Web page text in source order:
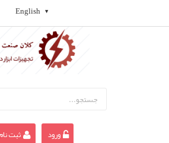
English
ورود ثبت